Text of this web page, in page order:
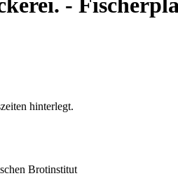
-
hinterlegt.
Brotinstitut